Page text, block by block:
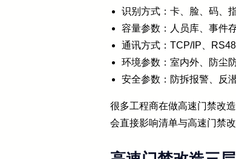
识别方式：卡、脸、码、
容量参数：人员库、事件
通讯方式：TCP/IP、
环境参数：室内外、防尘
安全参数：防拆报警、反
很多工程商在做高速门禁改
会直接影响清单与高速门禁改